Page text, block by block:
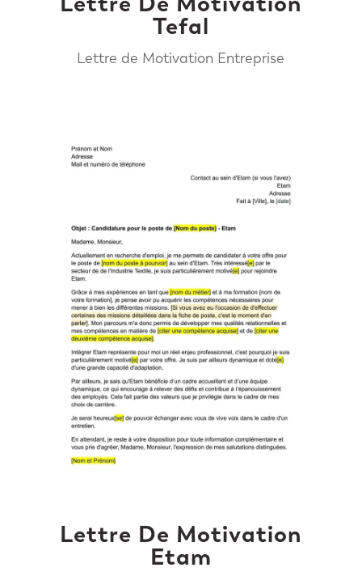
Tefal
Lettre de Motivation Entreprise
Lettre De Motivation
Etam